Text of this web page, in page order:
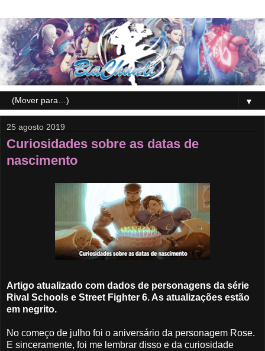
▼
25 agosto 2019
Curiosidades sobre as datas de
nascimento
Artigo atualizado com dados de personagens da série
Rival Schools e Street Fighter 6. As atualizações estão
em negrito.
No começo de julho foi o aniversário da personagem Rose.
E sinceramente, foi me lembrar disso e da curiosidade